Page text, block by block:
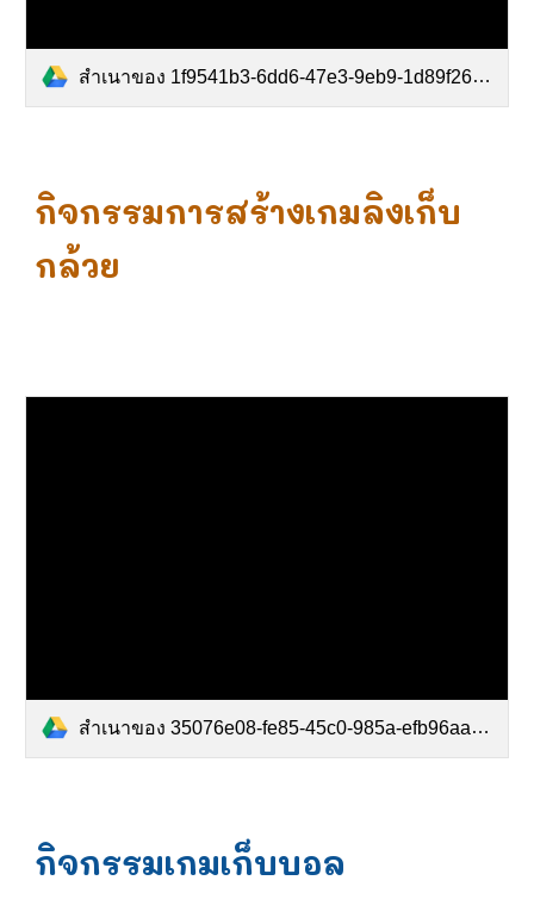
สำเนาของ 1f9541b3-6dd6-47e3-9eb9-1d89f26fd4a4.mp4
กิจกรรมการสร้างเกมลิงเก็บ
กล้วย
สำเนาของ 35076e08-fe85-45c0-985a-efb96aac8925.mp4
กิจกรรมเกมเก็บบอล